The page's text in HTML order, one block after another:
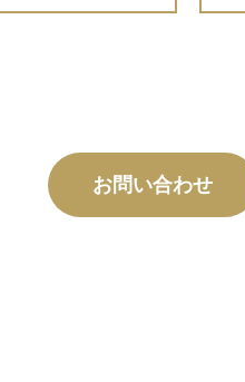
お問い合わせ